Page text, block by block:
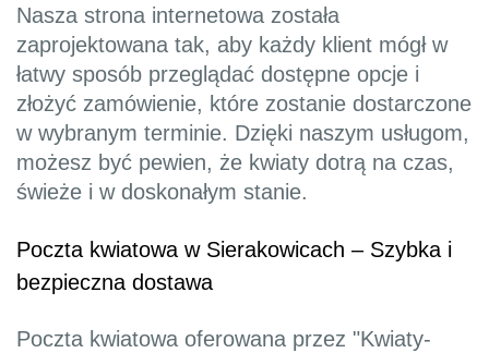
Nasza strona internetowa została
zaprojektowana tak, aby każdy klient mógł w
łatwy sposób przeglądać dostępne opcje i
złożyć zamówienie, które zostanie dostarczone
w wybranym terminie. Dzięki naszym usługom,
możesz być pewien, że kwiaty dotrą na czas,
świeże i w doskonałym stanie.
Poczta kwiatowa w Sierakowicach – Szybka i
bezpieczna dostawa
Poczta kwiatowa oferowana przez "Kwiaty-